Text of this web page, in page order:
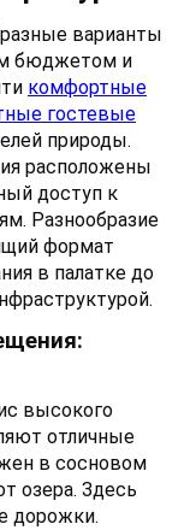
варианты
бюджетом и
комфортные
гостевые
природы.
расположены
доступ к
Разнообразие
формат
в палатке до
высокого
отличные
в сосновом
озера. Здесь
дорожки.